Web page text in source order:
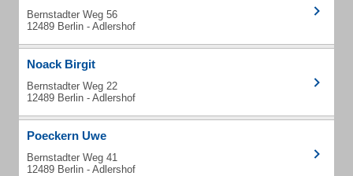
Bernstadter Weg 56
12489 Berlin - Adlershof
Noack Birgit
Bernstadter Weg 22
12489 Berlin - Adlershof
Poeckern Uwe
Bernstadter Weg 41
12489 Berlin - Adlershof